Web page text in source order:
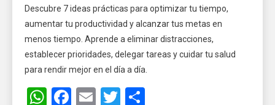
Descubre 7 ideas prácticas para optimizar tu tiempo,
aumentar tu productividad y alcanzar tus metas en
menos tiempo. Aprende a eliminar distracciones,
establecer prioridades, delegar tareas y cuidar tu salud
para rendir mejor en el día a día.
WhatsApp
Facebook
EmailTwitter